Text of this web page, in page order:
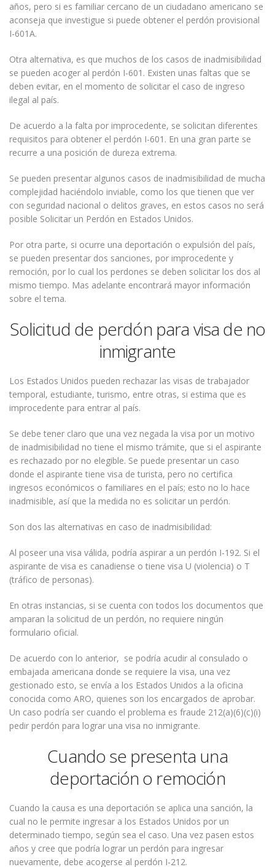
años, pero si es familiar cercano de un ciudadano americano se
aconseja que investigue si puede obtener el perdón provisional
I-601A.
Otra alternativa, es que muchos de los casos de inadmisibilidad
se pueden acoger al perdón I-601. Existen unas faltas que se
deben evitar, en el momento de solicitar el caso de ingreso
ilegal al país.
De acuerdo a la falta por improcedente, se solicitan diferentes
requisitos para obtener el perdón I-601. En una gran parte se
recurre a una posición de dureza extrema.
Se pueden presentar algunos casos de inadmisibilidad de mucha
complejidad haciéndolo inviable, como los que tienen que ver
con seguridad nacional o delitos graves, en estos casos no será
posible Solicitar un Perdón en Estados Unidos.
Por otra parte, si ocurre una deportación o expulsión del país,
se pueden presentar dos sanciones, por improcedente y
remoción, por lo cual los perdones se deben solicitar los dos al
mismo tiempo. Mas adelante encontrará mayor información
sobre el tema.
Solicitud de perdón para visa de no
inmigrante
Los Estados Unidos pueden rechazar las visas de trabajador
temporal, estudiante, turismo, entre otras, si estima que es
improcedente para entrar al país.
Se debe tener claro que una vez negada la visa por un motivo
de inadmisibilidad no tiene el mismo trámite, que si el aspirante
es rechazado por no elegible. Se puede presentar un caso
donde el aspirante tiene visa de turista, pero no certifica
ingresos económicos o familiares en el país; esto no lo hace
inadmisible, así que la medida no es solicitar un perdón.
Son dos las alternativas en caso de inadmisibilidad:
Al poseer una visa válida, podría aspirar a un perdón I-192. Si el
aspirante de visa es canadiense o tiene visa U (violencia) o T
(tráfico de personas).
En otras instancias, si se cuenta con todos los documentos que
amparan la solicitud de un perdón, no requiere ningún
formulario oficial.
De acuerdo con lo anterior, se podría acudir al consulado o
embajada americana donde se requiere la visa, una vez
gestionado esto, se envía a los Estados Unidos a la oficina
conocida como ARO, quienes son los encargados de aprobar.
Un caso podría ser cuando el problema es fraude 212(a)(6)(c)(i)
pedir perdón para lograr una visa no inmigrante.
Cuando se presenta una
deportación o remoción
Cuando la causa es una deportación se aplica una sanción, la
cual no le permite ingresar a los Estados Unidos por un
determinado tiempo, según sea el caso. Una vez pasen estos
años y cree que podría lograr un perdón para ingresar
nuevamente, debe acogerse al perdón I-212.